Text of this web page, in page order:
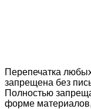
Перепечатка
запрещена без
Полностью
форме